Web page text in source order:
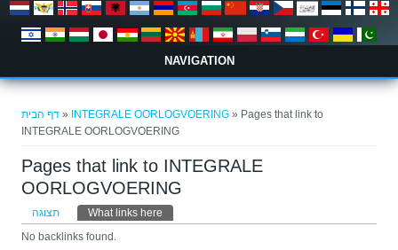
NAVIGATION
דף הבית » INTEGRALE OORLOGVOERING » Pages that link to
INTEGRALE OORLOGVOERING
Pages that link to INTEGRALE
OORLOGVOERING
לשוניות ראשיות
תצוגה What links here
No backlinks found.